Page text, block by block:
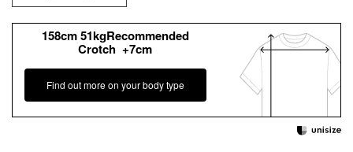
158cm 51kgRecommended
Crotch +7cm
Find out more on your body type